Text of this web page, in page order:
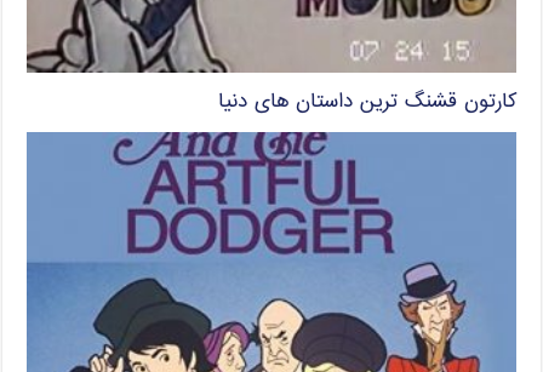
کارتون قشنگ ترین داستان های دنیا